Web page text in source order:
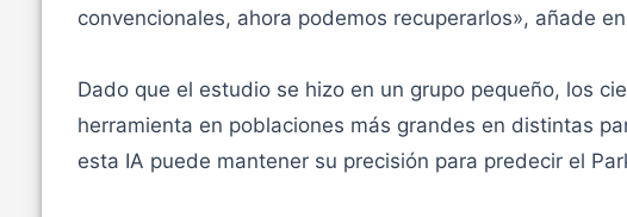
convencionales, ahora podemos recuperarlos», añade
Dado que el estudio se hizo en un grupo pequeño, los
herramienta en poblaciones más grandes en distintas
esta IA puede mantener su precisión para predecir el